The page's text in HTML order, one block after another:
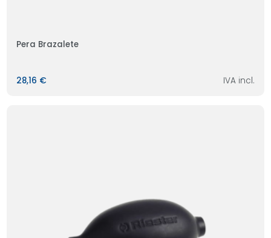
Pera Brazalete
28,16 € IVA incl.